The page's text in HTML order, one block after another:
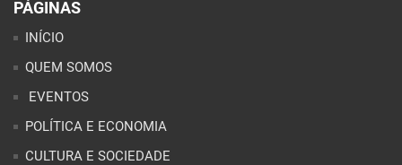
PÁGINAS
INÍCIO
QUEM SOMOS
EVENTOS
POLÍTICA E ECONOMIA
CULTURA E SOCIEDADE